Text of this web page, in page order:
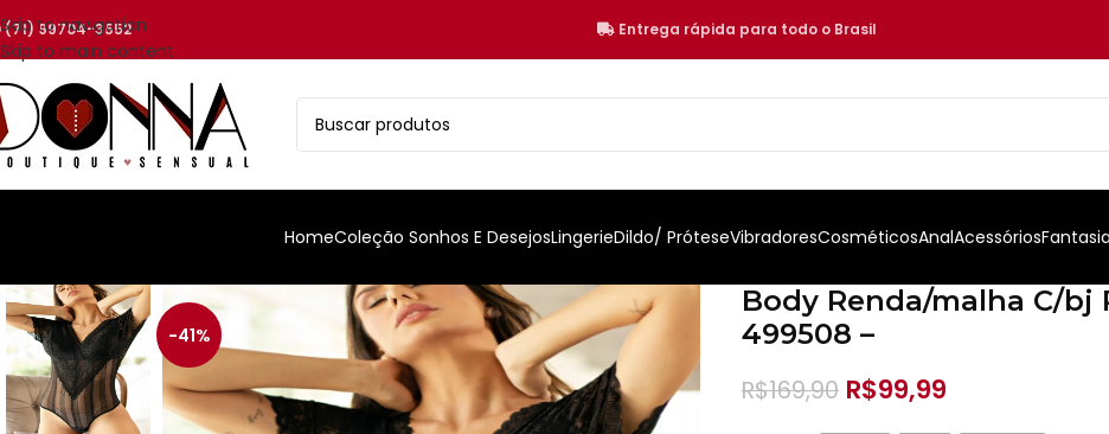
Skip to navigation
Skip to main content
(71) 99704-3552 Entrega rápida para todo o Brasil
HomeColeção Sonhos E DesejosLingerieDildo/ PróteseVibradoresCosméticosAnalAcessóriosFantasia
-41%
Body Renda/malha C/bj
499508 –
R$169,90 R$99,99